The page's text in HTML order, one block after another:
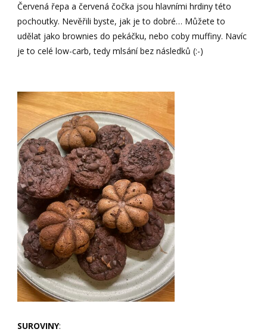
Červená řepa a červená čočka jsou hlavními hrdiny této
pochoutky. Nevěřili byste, jak je to dobré… Můžete to
udělat jako brownies do pekáčku, nebo coby muffiny. Navíc
je to celé low-carb, tedy mlsání bez následků (:-)
SUROVINY: